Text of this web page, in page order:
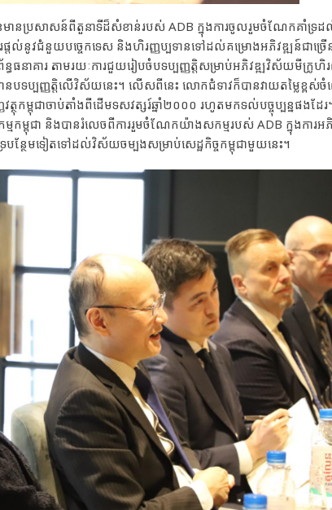
ានប្រសាសន៍ពីតួនាទីដ៏សំខាន់របស់ ADB ក្នុងការចូលរួមចំណែកគាំទ្រដល់ក
ផ្តល់នូវជំនួយបច្ចេកទេស និងហិរញ្ញប្បទានទៅដល់គម្រោងអភិវឌ្ឍន៍ជាច្រ
នាគារ តាមរយៈការជួយរៀបចំបទប្បញ្ញត្តិសម្រាប់អភិវឌ្ឍវិស័យមីក្រូហិរញ្ញ
ប្បញ្ញត្តិលើវិស័យនេះ។ លើសពីនេះ លោកជំទាវក៏បានវាយតម្លៃខ្ពស់ចំ
ត្ថុកម្ពុជាចាប់តាំងពីដើមទសវត្សរ៍ឆ្នាំ២០០០ រហូតមកទល់បច្ចុប្បន្នផងដែ
ពុជា និងបានរំលេចពីការរួមចំណែកយ៉ាងសកម្មរបស់ ADB ក្នុងការអ
របន្ថែមទៀតទៅដល់វិស័យចម្បងសម្រាប់សេដ្ឋកិច្ចកម្ពុជាមួយនេះ។